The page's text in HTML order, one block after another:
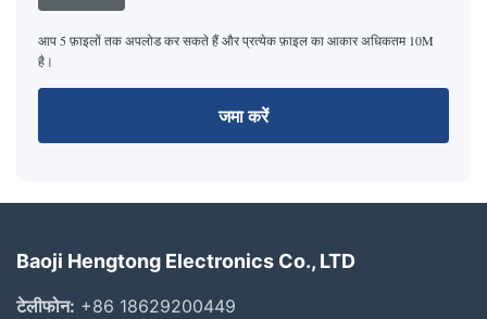
आप 5 फ़ाइलों तक अपलोड कर सकते हैं और प्रत्येक फ़ाइल का आकार अधिकतम 10M
है।
जमा करें
Baoji Hengtong Electronics Co., LTD
टेलीफोन: +86 18629200449